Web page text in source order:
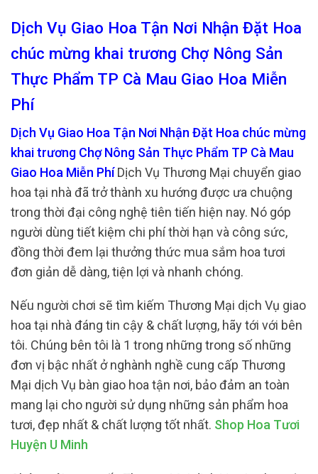
Dịch Vụ Giao Hoa Tận Nơi Nhận Đặt Hoa
chúc mừng khai trương Chợ Nông Sản
Thực Phẩm TP Cà Mau Giao Hoa Miễn
Phí
Dịch Vụ Giao Hoa Tận Nơi Nhận Đặt Hoa chúc mừng
khai trương Chợ Nông Sản Thực Phẩm TP Cà Mau
Giao Hoa Miễn PhíDịch Vụ Thương Mại chuyển giao
hoa tại nhà đã trở thành xu hướng được ưa chuộng
trong thời đại công nghệ tiên tiến hiện nay. Nó góp
người dùng tiết kiệm chi phí thời hạn và công sức,
đồng thời đem lại thưởng thức mua sắm hoa tươi
đơn giản dễ dàng, tiện lợi và nhanh chóng.
Nếu người chơi sẽ tìm kiếm Thương Mại dịch Vụ giao
hoa tại nhà đáng tin cậy & chất lượng, hãy tới với bên
tôi. Chúng bên tôi là 1 trong những trong số những
đơn vị bậc nhất ở nghành nghề cung cấp Thương
Mại dịch Vụ bàn giao hoa tận nơi, bảo đảm an toàn
mang lại cho người sử dụng những sản phẩm hoa
tươi, đẹp nhất & chất lượng tốt nhất. Shop Hoa Tươi
Huyện U Minh